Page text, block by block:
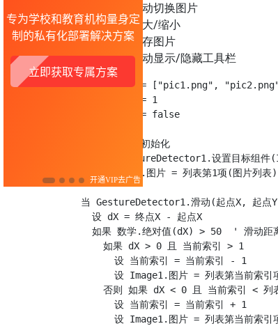
左右滑动切换图片
双击放大/缩小
长按保存图片
上下滑动显示/隐藏工具栏
设 图片列表 = ["pic1.png",
设 当前索引 = 1
设 是否放大 = false
当 Screen1.初始化
调用 GestureDetector1.设置目标组件
  设 Image1.图片 = 列表第1项(图片列表)
当 GestureDetector1.滑动(起点X, 起点
  设 dX = 终点X - 起点X
如果 数学.绝对值(dX) > 50  ' 滑动距
    如果 dX > 0 且 当前索引 > 1
      设 当前索引 = 当前索引 - 1
设 Image1.图片 = 列表第当前索引
否则 如果 dX < 0 且 当前索引 < 列
      设 当前索引 = 当前索引 + 1
设 Image1.图片 = 列表第当前索引